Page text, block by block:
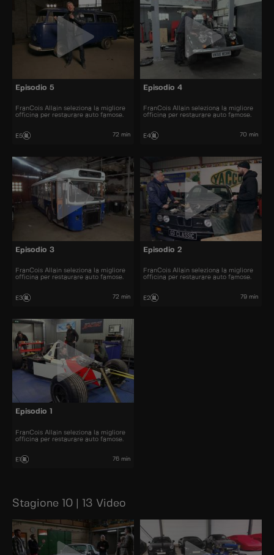
Episodio 5
FranCois Allain seleziona la migliore
officina per restaurare auto famose.
E5 72 min
Episodio 4
FranCois Allain seleziona la migliore
officina per restaurare auto famose.
E4 70 min
Episodio 3
FranCois Allain seleziona la migliore
officina per restaurare auto famose.
E3 72 min
Episodio 2
FranCois Allain seleziona la migliore
officina per restaurare auto famose.
E2 79 min
Episodio 1
FranCois Allain seleziona la migliore
officina per restaurare auto famose.
E1 76 min
Stagione 10 | 13 Video